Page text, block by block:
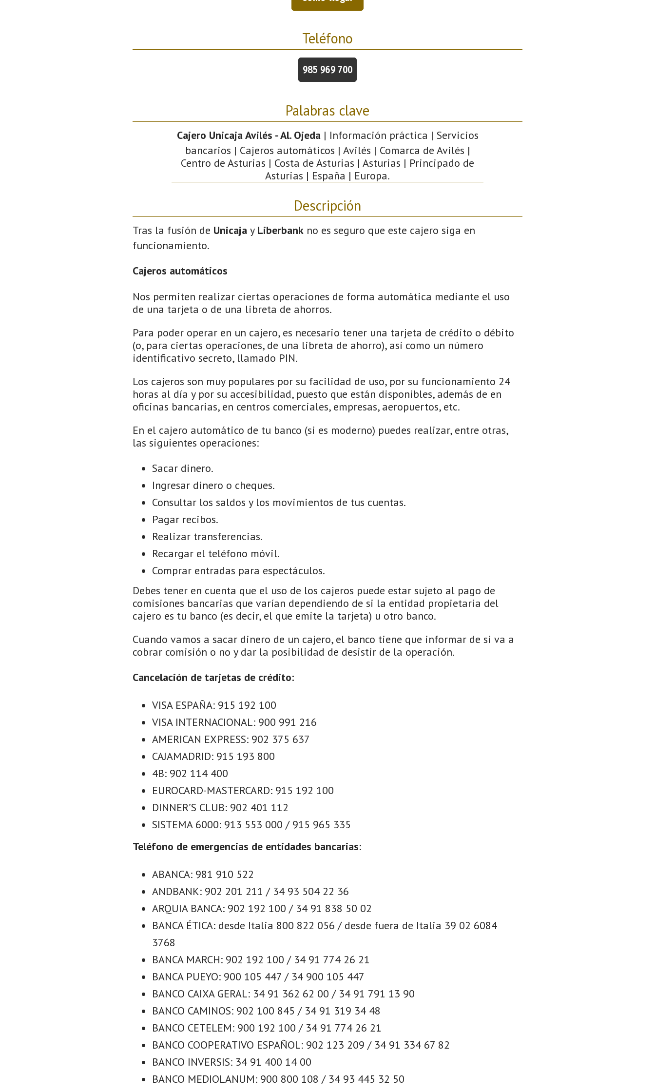
Teléfono
985 969 700
Palabras clave
Cajero Unicaja Avilés - Al. Ojeda| Información práctica | Servicios
bancarios | Cajeros automáticos | Avilés | Comarca de Avilés |
Centro de Asturias | Costa de Asturias | Asturias | Principado de
Asturias | España | Europa.
Descripción
Tras la fusión de Unicaja y Liberbank no es seguro que este cajero siga en
funcionamiento.
Cajeros automáticos
Nos permiten realizar ciertas operaciones de forma automática mediante el uso
de una tarjeta o de una libreta de ahorros.
Para poder operar en un cajero, es necesario tener una tarjeta de crédito o débito
(o, para ciertas operaciones, de una libreta de ahorro), así como un número
identificativo secreto, llamado PIN.
Los cajeros son muy populares por su facilidad de uso, por su funcionamiento 24
horas al día y por su accesibilidad, puesto que están disponibles, además de en
oficinas bancarias, en centros comerciales, empresas, aeropuertos, etc.
En el cajero automático de tu banco (si es moderno) puedes realizar, entre otras,
las siguientes operaciones:
Sacar dinero.
Ingresar dinero o cheques.
Consultar los saldos y los movimientos de tus cuentas.
Pagar recibos.
Realizar transferencias.
Recargar el teléfono móvil.
Comprar entradas para espectáculos.
Debes tener en cuenta que el uso de los cajeros puede estar sujeto al pago de
comisiones bancarias que varían dependiendo de si la entidad propietaria del
cajero es tu banco (es decir, el que emite la tarjeta) u otro banco.
Cuando vamos a sacar dinero de un cajero, el banco tiene que informar de si va a
cobrar comisión o no y dar la posibilidad de desistir de la operación.
Cancelación de tarjetas de crédito:
VISA ESPAÑA: 915 192 100
VISA INTERNACIONAL: 900 991 216
AMERICAN EXPRESS: 902 375 637
CAJAMADRID: 915 193 800
4B: 902 114 400
EUROCARD-MASTERCARD: 915 192 100
DINNER’S CLUB: 902 401 112
SISTEMA 6000: 913 553 000 / 915 965 335
Teléfono de emergencias de entidades bancarias:
ABANCA: 981 910 522
ANDBANK: 902 201 211 / 34 93 504 22 36
ARQUIA BANCA: 902 192 100 / 34 91 838 50 02
BANCA ÉTICA: desde Italia 800 822 056 / desde fuera de Italia 39 02 6084
3768
BANCA MARCH: 902 192 100 / 34 91 774 26 21
BANCA PUEYO: 900 105 447 / 34 900 105 447
BANCO CAIXA GERAL: 34 91 362 62 00 / 34 91 791 13 90
BANCO CAMINOS: 902 100 845 / 34 91 319 34 48
BANCO CETELEM: 900 192 100 / 34 91 774 26 21
BANCO COOPERATIVO ESPAÑOL: 902 123 209 / 34 91 334 67 82
BANCO INVERSIS: 34 91 400 14 00
BANCO MEDIOLANUM: 900 800 108 / 34 93 445 32 50